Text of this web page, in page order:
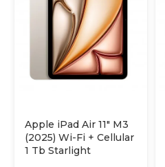
Apple iPad Air 11" M3
(2025) Wi-Fi + Cellular
1 Tb Starlight